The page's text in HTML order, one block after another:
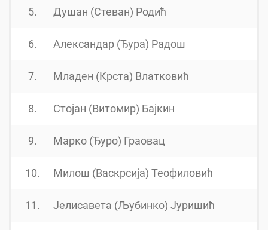
5. Душан (Стеван) Родић
6. Александар (Ђура) Радош
7. Младен (Крста) Влатковић
8. Стојан (Витомир) Бајкин
9. Марко (Ђуро) Граовац
10. Милош (Васкрсија) Теофиловић
11. Јелисавета (Љубинко) Јуришић